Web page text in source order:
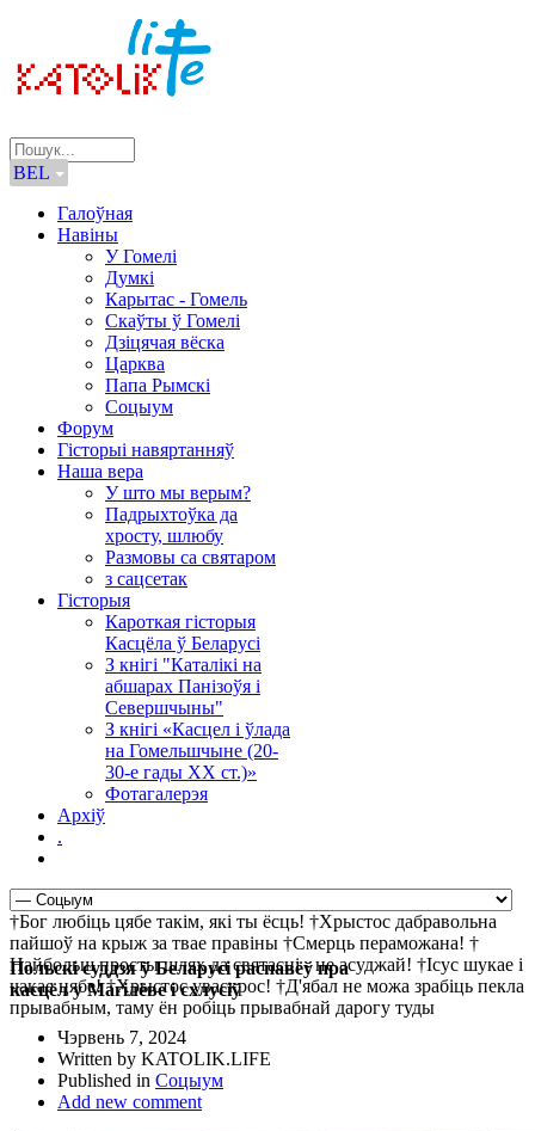
BEL
Галоўная
Навіны
У Гомелі
Думкі
Карытас - Гомель
Скаўты ў Гомелі
Дзіцячая вёска
Царква
Папа Рымскі
Соцыум
Форум
Гісторыі навяртанняў
Наша вера
У што мы верым?
Падрыхтоўка да
хросту, шлюбу
Размовы са святаром
з сацсетак
Гісторыя
Кароткая гісторыя
Касцёла ў Беларусі
З кнігі "Каталікі на
абшарах Панізоўя і
Севершчыны"
З кнігі «Касцел і ўлада
на Гомельшчыне (20-
30-е гады ХХ ст.)»
Фотагалерэя
Архіў
.
†Бог любіць цябе такім, які ты ёсць! †Хрыстос дабравольна
пайшоў на крыж за твае правіны †Смерць пераможана! †
Найбольш просты шлях да святасці - не асуджай! †Ісус шукае і
чакае цябе! †Хрыстос уваскрос! †Д'ябал не можа зрабіць пекла
прывабным, таму ён робіць прывабнай дарогу туды
Польскі суддзя ў Беларусі распавёў пра
касцёл у Магілёве і схлусіў
Чэрвень 7, 2024
Written by KATOLIK.LIFE
Published in Соцыум
Add new comment